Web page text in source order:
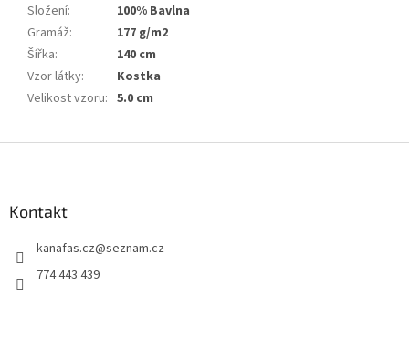
Složení:
100% Bavlna
Gramáž:
177 g/m2
Šířka:
140 cm
Vzor látky:
Kostka
Velikost vzoru: 5.0 cm
Kontakt
kanafas.cz@seznam.cz
774 443 439